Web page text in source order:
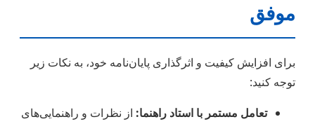
موفق
برای افزایش کیفیت و اثرگذاری پایان‌نامه خود، به نکات زیر
توجه کنید:
تعامل مستمر با استاد راهنما: از نظرات و راهنمایی‌های